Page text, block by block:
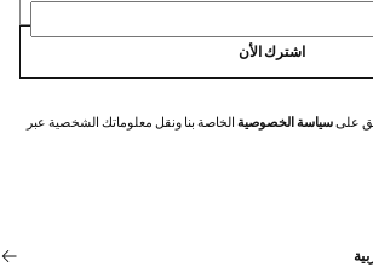
اشترك الأن
علىسياسة الخصوصية الخاصة بنا ونقل معلوماتك الشخصية عبر